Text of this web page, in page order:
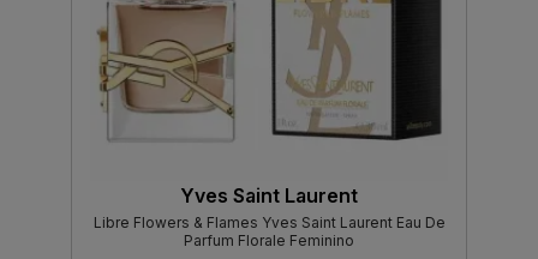
Yves Saint Laurent
Libre Flowers & Flames Yves Saint Laurent Eau De
Parfum Florale Feminino